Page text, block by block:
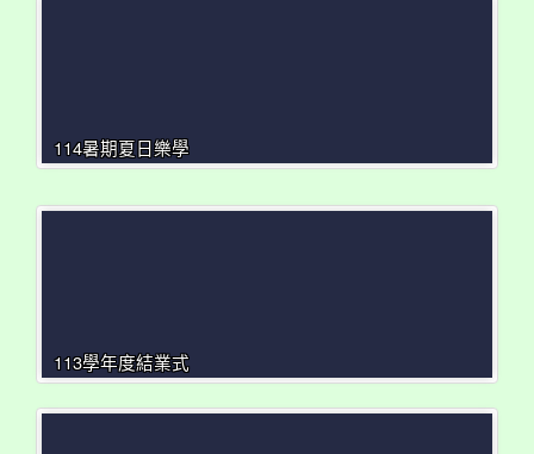
114暑期夏日樂學
113學年度結業式